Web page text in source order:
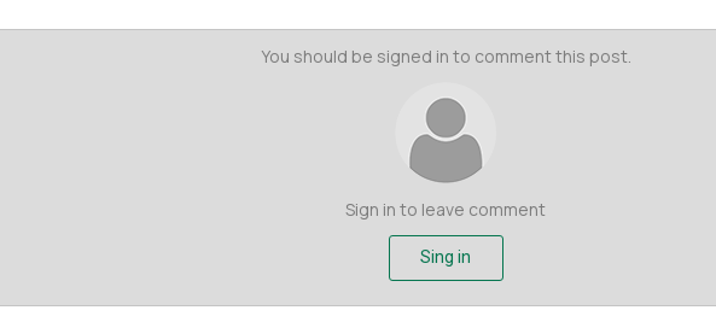
You should be signed in to comment this post.
Sign in to leave comment
Sing in